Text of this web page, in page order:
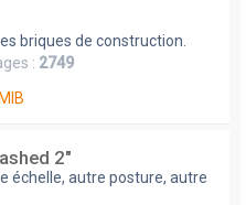
briques de construction.
: 2749
2"
échelle, autre posture, autre